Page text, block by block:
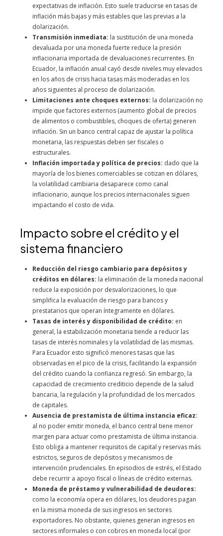
expectativas de inflación. Esto suele traducirse en tasas de
inflación más bajas y más estables que las previas a la
dolarización.
Transmisión inmediata: la sustitución de una moneda
devaluada por una moneda fuerte reduce la presión
inflacionaria importada de devaluaciones recurrentes. En
Ecuador, la inflación anual cayó desde niveles muy elevados
en los años de crisis hacia tasas más moderadas en los
años siguientes al proceso de dolarización.
Limitaciones ante choques externos: la dolarización no
impide que factores externos (aumento global de precios
de alimentos o combustibles, choques de oferta) generen
inflación. Sin un banco central capaz de ajustar la política
monetaria, las respuestas deben ser fiscales o
estructurales.
Inflación importada y política de precios: dado que la
mayoría de los bienes comerciables se cotizan en dólares,
la volatilidad cambiaria desaparece como canal
inflacionario, aunque los precios internacionales siguen
impactando el costo de vida.
Impacto sobre el crédito y el
sistema financiero
Reducción del riesgo cambiario para depósitos y
créditos en dólares: la eliminación de la moneda nacional
reduce la exposición por desvalorizaciones, lo que
simplifica la evaluación de riesgo para bancos y
prestatarios que operan íntegramente en dólares.
Tasas de interés y disponibilidad de crédito: en
general, la estabilización monetaria tiende a reducir las
tasas de interés nominales y la volatilidad de las mismas.
Para Ecuador esto significó menores tasas que las
observadas en el pico de la crisis, facilitando la expansión
del crédito cuando la confianza regresó. Sin embargo, la
capacidad de crecimiento crediticio depende de la salud
bancaria, la regulación y la profundidad de los mercados
de capitales.
Ausencia de prestamista de última instancia eficaz:
al no poder emitir moneda, el banco central tiene menor
margen para actuar como prestamista de última instancia.
Esto obliga a mantener requisitos de capital y reservas más
estrictos, seguros de depósitos y mecanismos de
intervención prudenciales. En episodios de estrés, el Estado
debe recurrir a apoyo fiscal o líneas de crédito externas.
Moneda de préstamo y vulnerabilidad de deudores:
como la economía opera en dólares, los deudores pagan
en la misma moneda de sus ingresos en sectores
exportadores. No obstante, quienes generan ingresos en
sectores informales o con cobros en moneda local (por